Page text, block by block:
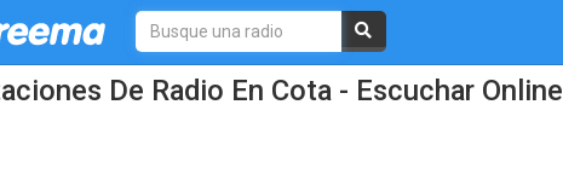
De Radio En Cota - Escuchar Online